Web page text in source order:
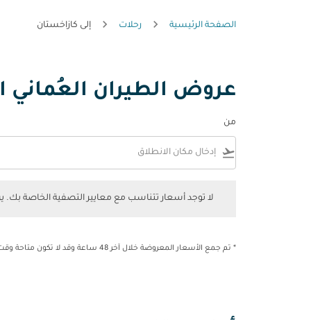
الصفحة الرئيسية رحلات إلى كازاخستان
عروض الطيران العُماني
من
flight_takeoff
لا توجد أسعار تتناسب مع معايير التصفية الخاصة
* تم جمع الأسعار المعروضة خلال آخر 48 ساعة وقد لا تكون متاحة وقت الحجز.